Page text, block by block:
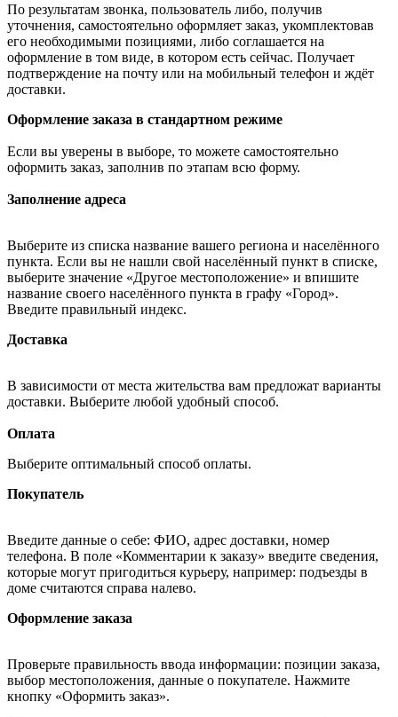
По результатам звонка, пользователь либо, получив
уточнения, самостоятельно оформляет заказ, укомплектовав
его необходимыми позициями, либо соглашается на
оформление в том виде, в котором есть сейчас. Получает
подтверждение на почту или на мобильный телефон и ждёт
доставки.
Оформление заказа в стандартном режиме
Если вы уверены в выборе, то можете самостоятельно
оформить заказ, заполнив по этапам всю форму.
Заполнение адреса
Выберите из списка название вашего региона и населённого
пункта. Если вы не нашли свой населённый пункт в списке,
выберите значение «Другое местоположение» и впишите
название своего населённого пункта в графу «Город».
Введите правильный индекс.
Доставка
В зависимости от места жительства вам предложат варианты
доставки. Выберите любой удобный способ.
Оплата
Выберите оптимальный способ оплаты.
Покупатель
Введите данные о себе: ФИО, адрес доставки, номер
телефона. В поле «Комментарии к заказу» введите сведения,
которые могут пригодиться курьеру, например: подъезды в
доме считаются справа налево.
Оформление заказа
Проверьте правильность ввода информации: позиции заказа,
выбор местоположения, данные о покупателе. Нажмите
кнопку «Оформить заказ».